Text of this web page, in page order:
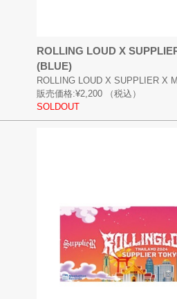
ROLLING LOUD X
(BLUE)
ROLLING LOUD X SUPPLIER X
販売価格:¥2,200
（税込）
SOLDOUT